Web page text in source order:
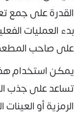
القدرة على جمع
بدء العمليات
على صاحب
يمكن استخدام
تساعد على جذب
الرمزية أو